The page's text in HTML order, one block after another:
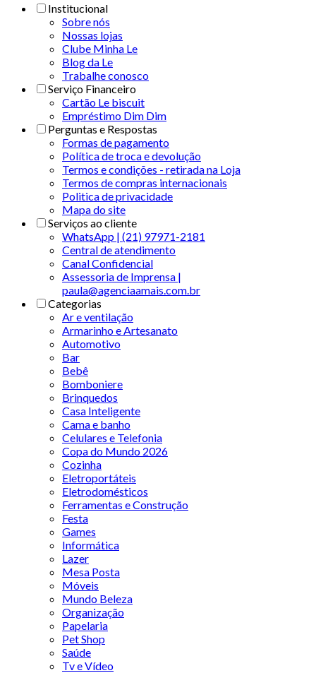
Institucional
Sobre nós
Nossas lojas
Clube Minha Le
Blog da Le
Trabalhe conosco
Serviço Financeiro
Cartão Le biscuit
Empréstimo Dim Dim
Perguntas e Respostas
Formas de pagamento
Política de troca e devolução
Termos e condições - retirada na Loja
Termos de compras internacionais
Politica de privacidade
Mapa do site
Serviços ao cliente
WhatsApp | (21) 97971-2181
Central de atendimento
Canal Confidencial
Assessoria de Imprensa |
paula@agenciaamais.com.br
Categorias
Ar e ventilação
Armarinho e Artesanato
Automotivo
Bar
Bebê
Bomboniere
Brinquedos
Casa Inteligente
Cama e banho
Celulares e Telefonia
Copa do Mundo 2026
Cozinha
Eletroportáteis
Eletrodomésticos
Ferramentas e Construção
Festa
Games
Informática
Lazer
Mesa Posta
Móveis
Mundo Beleza
Organização
Papelaria
Pet Shop
Saúde
Tv e Vídeo